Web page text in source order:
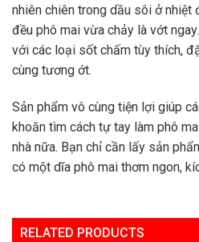
nhiên chiên trong dầu sôi ở nhiệt
đều phô mai vừa chảy là vớt
với các loại sốt chấm tùy thích,
cùng tương ớt.
Sản phẩm vô cùng tiện lợi giúp
khoăn tìm cách tự tay làm phô
nhà nữa. Bạn chỉ cần lấy sản
có một dĩa phô mai thơm ngon,
RELATED PRODUCTS